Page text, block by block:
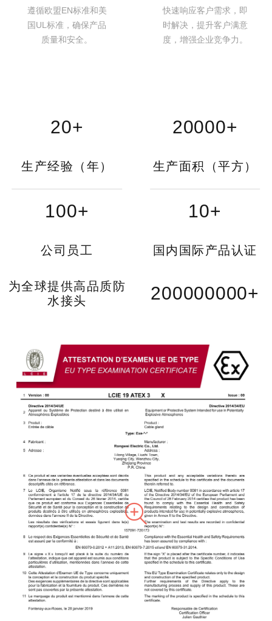
遵循欧盟EN标准和美
国UL标准，确保产品
质量和安全。
快速响应客户需求，即
时解决，提升客户满意
度，增强企业竞争力。
20+
生产经验（年）
20000+
生产面积（平方）
100+
公司员工
10+
国内国际产品认证
为全球提供高品质防
水接头
200000000+